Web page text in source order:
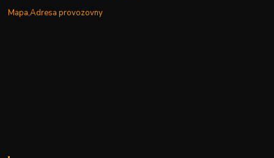
Mapa,Adresa provozovny